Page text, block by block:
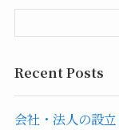
Recent Posts
会社・法人の設立